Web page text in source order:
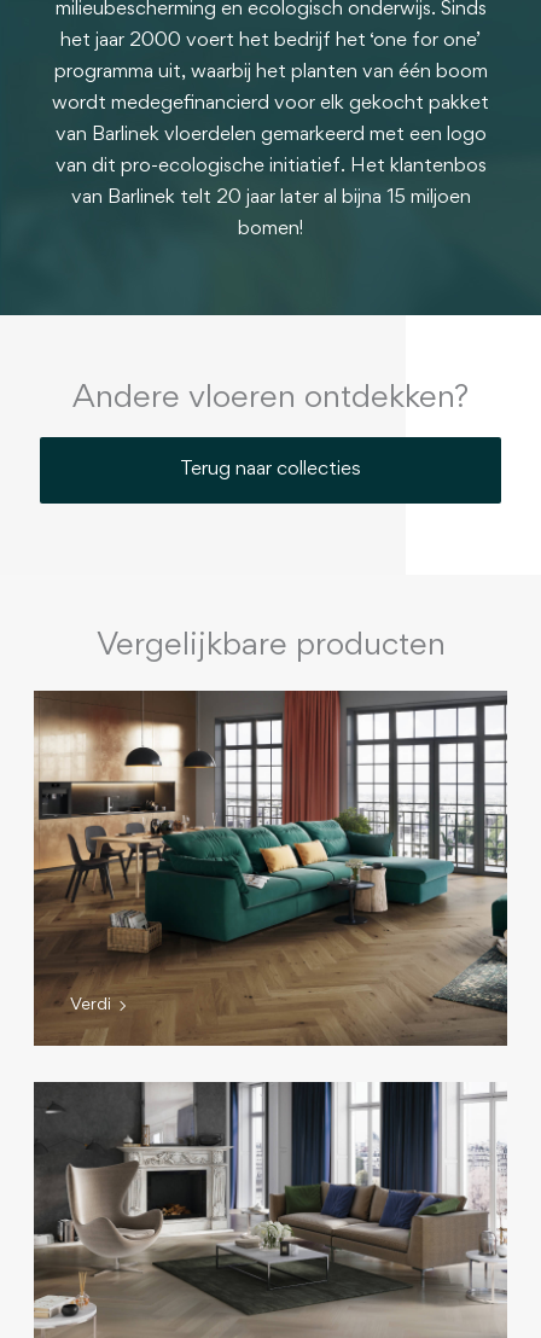
milieubescherming en ecologisch onderwijs. Sinds
het jaar 2000 voert het bedrijf het ‘one for one’
programma uit, waarbij het planten van één boom
wordt medegefinancierd voor elk gekocht pakket
van Barlinek vloerdelen gemarkeerd met een logo
van dit pro-ecologische initiatief. Het klantenbos
van Barlinek telt 20 jaar later al bijna 15 miljoen
bomen!
Andere vloeren ontdekken?
Terug naar collecties
Vergelijkbare producten
Verdi